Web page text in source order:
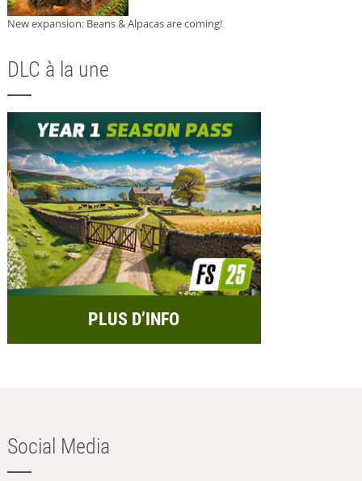
New expansion: Beans & Alpacas are coming!
DLC à la une
PLUS D’INFO
Social Media